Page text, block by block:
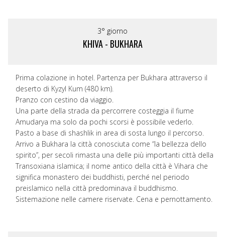
3° giorno
KHIVA - BUKHARA
Prima colazione in hotel. Partenza per Bukhara attraverso il
deserto di Kyzyl Kum (480 km).
Pranzo con cestino da viaggio.
Una parte della strada da percorrere costeggia il fiume
Amudarya ma solo da pochi scorsi è possibile vederlo.
Pasto a base di shashlik in area di sosta lungo il percorso.
Arrivo a Bukhara la città conosciuta come “la bellezza dello
spirito”, per secoli rimasta una delle più importanti città della
Transoxiana islamica; il nome antico della città è Vihara che
significa monastero dei buddhisti, perché nel periodo
preislamico nella città predominava il buddhismo.
Sistemazione nelle camere riservate. Cena e pernottamento.